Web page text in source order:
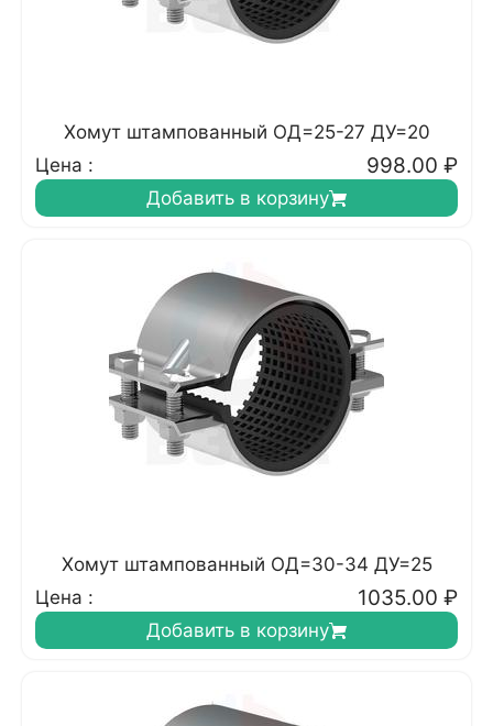
Хомут штампованный ОД=25-27 ДУ=20
Цена :
998.00 ₽
Добавить в корзину
Хомут штампованный ОД=30-34 ДУ=25
Цена :
1035.00 ₽
Добавить в корзину